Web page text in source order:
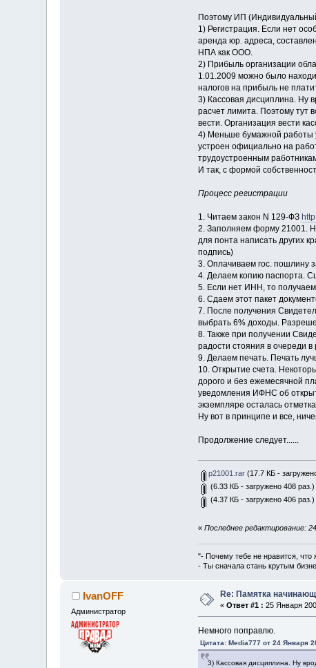
Поэтому ИП
1) Регистрация. Если нет
аренда юр. адреса,
НПА как ООО.
2) Прибыль организации
1.01.2009 можно было
налогов на прибыль не
3) Кассовая дисциплина. Ну
расчет лимита. Поэтому тут
вести. Организация вести
4) Меньше бумажной работы
устроен официально на
трудоустроенным
И так, с формой
Процесс регистрации
1. Читаем закон N 129-ФЗ
2. Заполняем форму 21001.
для понта написать других
подпись)
3. Оплачиваем гос. пошлину
4. Делаем копию паспорта.
5. Если нет ИНН, то
6. Сдаем этот пакет
7. После получения
выбрать 6% доходы.
8. Также при получении
радости стояния в очереди в
9. Делаем печать. Печать
10. Открытие счета.
дорого и без ежемесячной
уведомления ИФНС об
экземпляре осталась
Ну вот в принципе и все,
Продолжение
p21001.rar (17.7 КБ -
(6.33 КБ - загружено 408 раз.)
(4.37 КБ - загружено 406 раз.)
« Последнее редактирование:
"- Почему тебе не нравится, что
- Ты сначала стань крутым
IvanOFF
Администратор
Re: Памятка
«Ответ #1 : 25 Января
Немного поправлю.
Цитата: Media777 от 24 Января
3) Кассовая дисциплина. Ну